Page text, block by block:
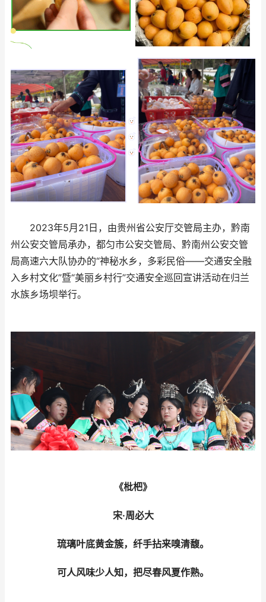
2023年5月21日，由贵州省公安厅交管局主办，黔南
州公安交管局承办，都匀市公安交管局、黔南州公安交管
局高速六大队协办的“神秘水乡，多彩民俗——交通安全融
入乡村文化”暨“美丽乡村行”交通安全巡回宣讲活动在归兰
水族乡场坝举行。
《枇杷》
宋·周必大
琉璃叶底黄金簇，纤手拈来嗅清馥。
可人风味少人知，把尽春风夏作熟。